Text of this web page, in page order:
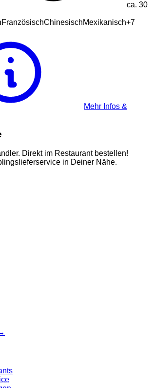
ca. 30
FranzösischChinesischMexikanisch+7
Mehr Infos &
Direkt im Restaurant bestellen!
in Deiner Nähe.